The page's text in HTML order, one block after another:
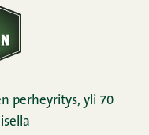
perheyritys, yli 70